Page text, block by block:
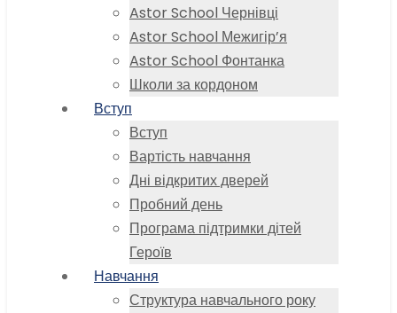
Astor School Чернівці
Astor School Межигір’я
Astor School Фонтанка
Школи за кордоном
Вступ
Вступ
Вартість навчання
Дні відкритих дверей
Пробний день
Програма підтримки дітей
Героїв
Навчання
Структура навчального року